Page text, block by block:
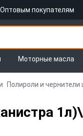
Оптовым покупателям
Моторные масла
Полироли и чернители